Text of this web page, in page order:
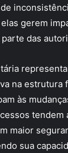
gerem
das
na estrutura
às
tendem
maior
sua